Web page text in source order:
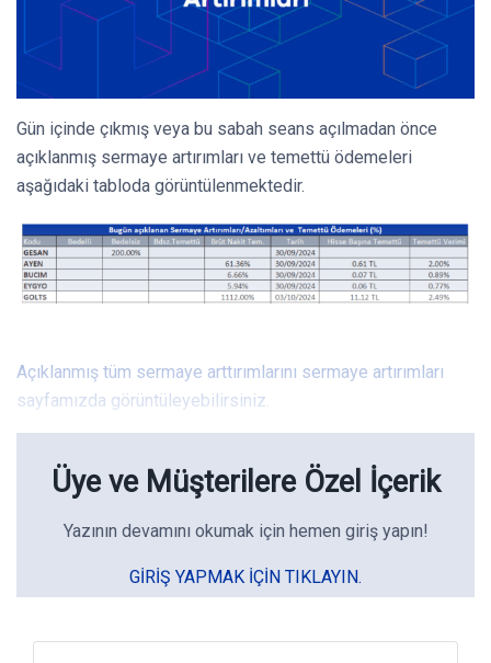
Gün içinde çıkmış veya bu sabah seans açılmadan önce
açıklanmış sermaye artırımları ve temettü ödemeleri
aşağıdaki tabloda görüntülenmektedir.
Açıklanmış tüm sermaye arttırımlarını sermaye artırımları
sayfamızda görüntüleyebilirsiniz.
Üye ve Müşterilere Özel İçerik
Yazının devamını okumak için hemen giriş yapın!
GIRIŞ YAPMAK IÇIN TIKLAYIN.